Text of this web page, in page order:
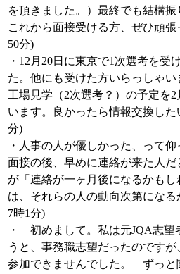
を頂きました。）最終でも結構振
これから面接受ける方、ぜひ頑
50分)
・12月20日に東京で1次選考を受
た。他にも受けた方いらっしゃ
工場見学（2次選考？）の予定を2
います。良かったら情報交換し
分)
・人事の人が優しかった、って
面接の後、早めに連絡が来た人
が「連絡が一ヶ月後になるかも
は、それらの人の動向次第になる
7時1分)
・ 初めまして。私は元JQA志望
うと、事務職志望だったのです
参加できませんでした。 ずっと